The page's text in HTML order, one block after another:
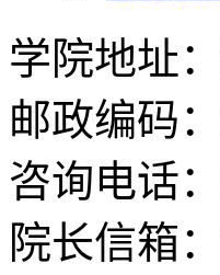
学院地址
邮政编码
咨询电话
院长信箱